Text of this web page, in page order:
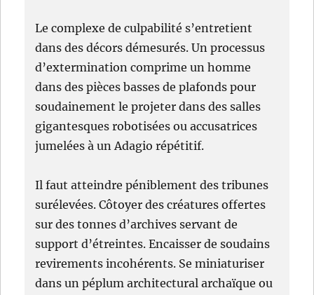
Le complexe de culpabilité s’entretient
dans des décors démesurés. Un processus
d’extermination comprime un homme
dans des pièces basses de plafonds pour
soudainement le projeter dans des salles
gigantesques robotisées ou accusatrices
jumelées à un Adagio répétitif.
Il faut atteindre péniblement des tribunes
surélevées. Côtoyer des créatures offertes
sur des tonnes d’archives servant de
support d’étreintes. Encaisser de soudains
revirements incohérents. Se miniaturiser
dans un péplum architectural archaïque ou